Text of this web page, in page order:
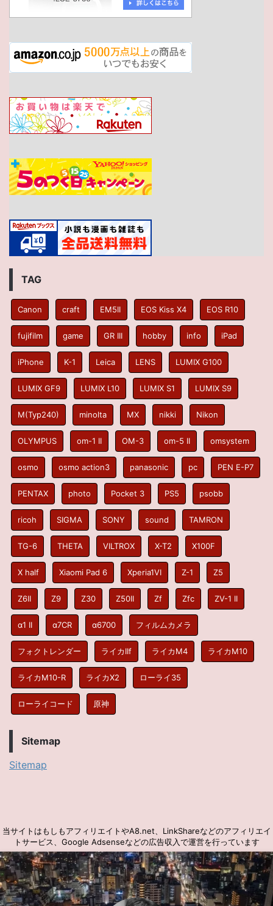
TAG
Canon craft EM5II EOS Kiss X4 EOS R10
fujifilm game GR III hobby info iPad
iPhone K-1 Leica LENS LUMIX G100
LUMIX GF9 LUMIX L10 LUMIX S1 LUMIX S9
M(Typ240) minolta MX nikki Nikon
OLYMPUS om-1 II OM-3 om-5 II omsystem
osmo osmo action3 panasonic pc PEN E-P7
PENTAX photo Pocket 3 PS5 psobb
ricoh SIGMA SONY sound TAMRON
TG-6 THETA VILTROX X-T2 X100F
X half Xiaomi Pad 6 Xperia1VI Z-1 Z5
Z6II Z9 Z30 Z50II Zf Zfc ZV-1 II
α1 II α7CR α6700 フィルムカメラ
フォクトレンダー ライカIIf ライカM4 ライカM10
ライカM10-R ライカX2 ローライ35
ローライコード 原神
Sitemap
Sitemap
当サイトはもしもアフィリエイトやA8.net、LinkShareなどのアフィリエイ
トサービス、Google Adsenseなどの広告収入で運営を行っています